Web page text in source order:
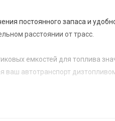
постоянного запаса и
расстоянии от трасс.
емкостей для топлива
автотранспорт